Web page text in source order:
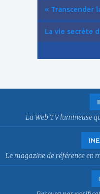
« Transcender
La vie secrète
La Web TV lumineuse
Le magazine de référence en